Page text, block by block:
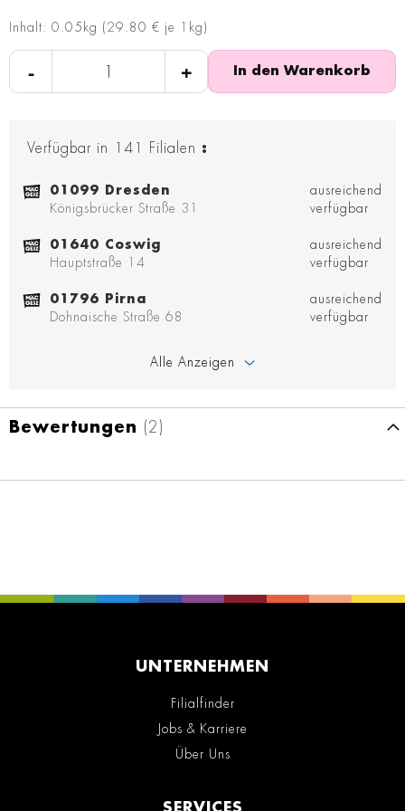
Inhalt: 0.05kg (29.80 € je 1kg)
- + In den Warenkorb
Verfügbar in 141 Filialen :
01099 Dresden
Königsbrücker Straße 31
ausreichend
verfügbar
01640 Coswig
Hauptstraße 14
ausreichend
verfügbar
01796 Pirna
Dohnaische Straße 68
ausreichend
verfügbar
Alle Anzeigen
Bewertungen 2
UNTERNEHMEN
Filialfinder
Jobs & Karriere
Über Uns
SERVICES